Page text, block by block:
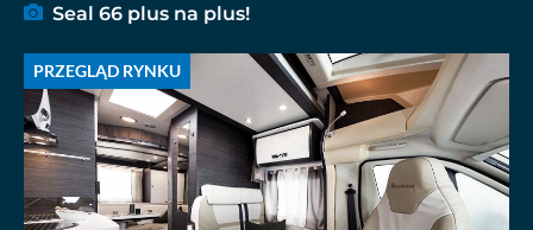
Seal 66 plus na plus!
PRZEGLĄD RYNKU